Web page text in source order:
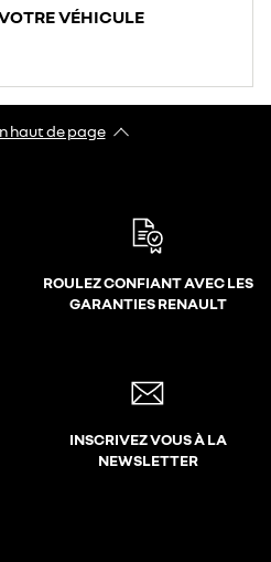
VÉHICULE
haut de page​
ROULEZ CONFIANT AVEC LES
GARANTIES RENAULT
INSCRIVEZ VOUS À LA
NEWSLETTER